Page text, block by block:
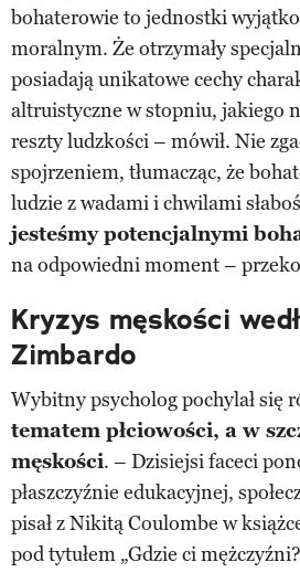
bohaterowie to jednostki
moralnym. Że otrzymały
posiadają unikatowe cechy
altruistyczne w stopniu, jakiego
reszty ludzkości – mówił. Nie
spojrzeniem, tłumacząc, że
ludzie z wadami i chwilami
jesteśmy potencjalnymi
na odpowiedni moment –
Kryzys męskości
Zimbardo
Wybitny psycholog pochylał się
tematem płciowości, a w
męskości. – Dzisiejsi faceci
płaszczyźnie edukacyjnej,
pisał z Nikitą Coulombe w
pod tytułem „Gdzie ci